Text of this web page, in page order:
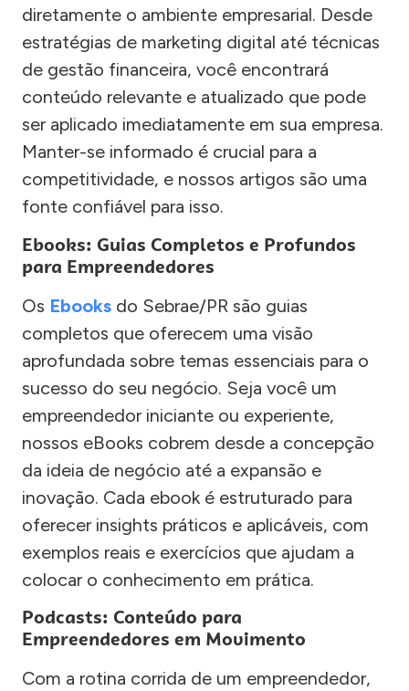
diretamente o ambiente empresarial. Desde
estratégias de marketing digital até técnicas
de gestão financeira, você encontrará
conteúdo relevante e atualizado que pode
ser aplicado imediatamente em sua empresa.
Manter-se informado é crucial para a
competitividade, e nossos artigos são uma
fonte confiável para isso.
Ebooks: Guias Completos e Profundos
para Empreendedores
Os Ebooks do Sebrae/PR são guias
completos que oferecem uma visão
aprofundada sobre temas essenciais para o
sucesso do seu negócio. Seja você um
empreendedor iniciante ou experiente,
nossos eBooks cobrem desde a concepção
da ideia de negócio até a expansão e
inovação. Cada ebook é estruturado para
oferecer insights práticos e aplicáveis, com
exemplos reais e exercícios que ajudam a
colocar o conhecimento em prática.
Podcasts: Conteúdo para
Empreendedores em Movimento
Com a rotina corrida de um empreendedor,